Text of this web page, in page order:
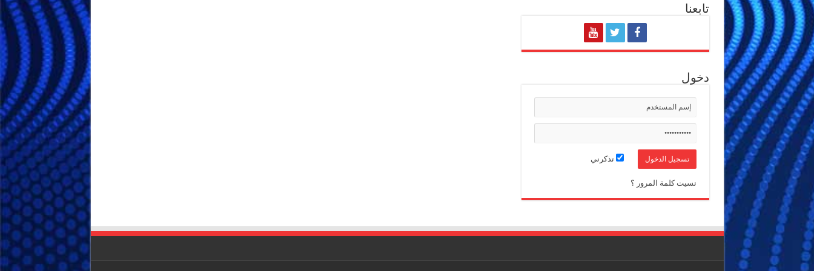
تابعنا
دخول
تذكرني
نسيت كلمة المرور ؟